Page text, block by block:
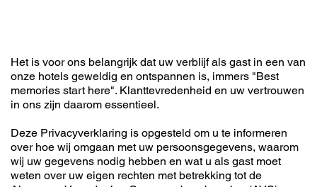
Het is voor ons belangrijk dat uw verblijf als gast in een van
onze hotels geweldig en ontspannen is, immers "Best
memories start here". Klanttevredenheid en uw vertrouwen
in ons zijn daarom essentieel.
Deze Privacyverklaring is opgesteld om u te informeren
over hoe wij omgaan met uw persoonsgegevens, waarom
wij uw gegevens nodig hebben en wat u als gast moet
weten over uw eigen rechten met betrekking tot de